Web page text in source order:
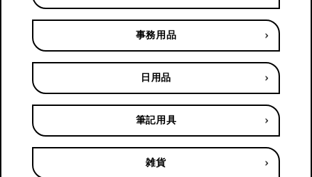
事務用品
日用品
筆記用具
雑貨